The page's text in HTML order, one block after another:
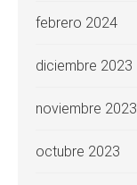
febrero 2024
diciembre 2023
noviembre 2023
octubre 2023